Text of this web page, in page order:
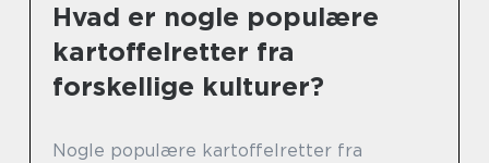
Hvad er nogle populære
kartoffelretter fra
forskellige kulturer?
Nogle populære kartoffelretter fra